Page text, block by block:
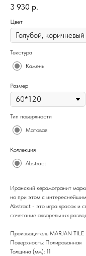
3 930 р.
Цвет
Текстура
Камень
Размер
Тип поверхности
Матовая
Коллекция
Abstract
Иранский керамогранит
но при этом с
Abstract - это игра красок и
сочетание акварельных
Производитель MARJAN TILE
Поверхность: Полированная
Толщина (мм): 11